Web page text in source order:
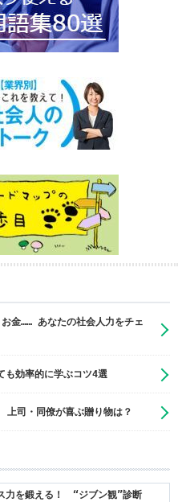
お金…… あなたの社会人力をチェ
も効率的に学ぶコツ4選
上司・同僚が喜ぶ贈り物は？
力を鍛える！ “ジブン観”診断